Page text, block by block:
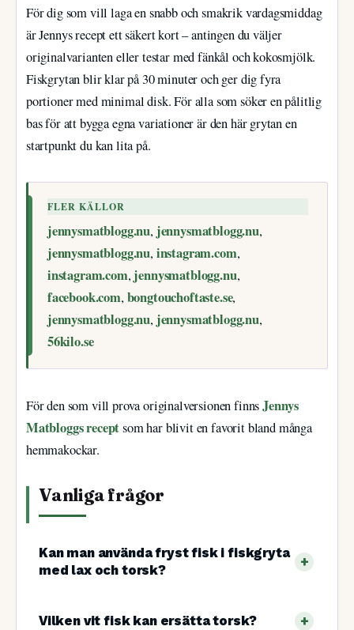
För dig som vill laga en snabb och smakrik vardagsmiddag
är Jennys recept ett säkert kort – antingen du väljer
originalvarianten eller testar med fänkål och kokosmjölk.
Fiskgrytan blir klar på 30 minuter och ger dig fyra
portioner med minimal disk. För alla som söker en pålitlig
bas för att bygga egna variationer är den här grytan en
startpunkt du kan lita på.
FLER KÄLLOR
jennysmatblogg.nu, jennysmatblogg.nu,
jennysmatblogg.nu,instagram.com,
instagram.com,jennysmatblogg.nu,
facebook.com,bongtouchoftaste.se,
jennysmatblogg.nu, jennysmatblogg.nu,
56kilo.se
För den som vill prova originalversionen finnsJennys
Matbloggs receptsom har blivit en favorit bland många
hemmakockar.
Vanliga frågor
Kan man använda fryst fisk i fiskgryta
med lax och torsk?
Vilken vit fisk kan ersätta torsk?